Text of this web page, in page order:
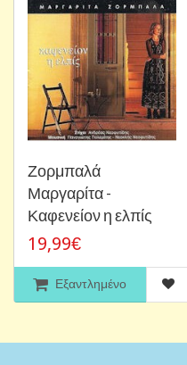
Ζορμπαλά
Μαργαρίτα -
Καφενείον η ελπίς
19,99€
Εξαντλημένο